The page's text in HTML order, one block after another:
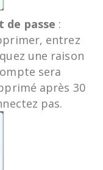
de passe :
entrez
une raison
sera
après 30
pas.